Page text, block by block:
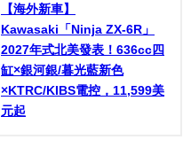
【海外新車】
Kawasaki「Ninja ZX-6R」
2027年式北美發表！636cc四
缸×銀河銀/暮光藍新色
×KTRC/KIBS電控，11,599美
元起